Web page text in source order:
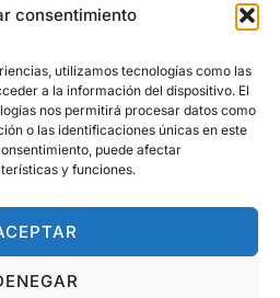
consentimiento
utilizamos tecnologías como las
a la información del dispositivo. El
nos permitirá procesar datos como
o las identificaciones únicas en este
puede afectar
y funciones.
y privacidad
y newsletter